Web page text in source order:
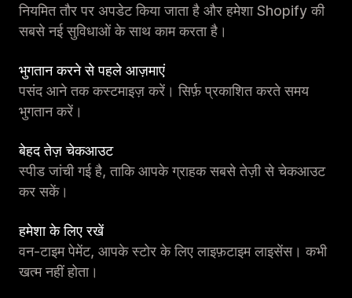
नियमित तौर पर अपडेट किया जाता है और हमेशा Shopify की
सबसे नई सुविधाओं के साथ काम करता है।
भुगतान करने से पहले आज़माएं
पसंद आने तक कस्टमाइज़ करें। सिर्फ़ प्रकाशित करते समय
भुगतान करें।
बेहद तेज़ चेकआउट
स्पीड जांची गई है, ताकि आपके ग्राहक सबसे तेज़ी से चेकआउट
कर सकें।
हमेशा के लिए रखें
वन-टाइम पेमेंट, आपके स्टोर के लिए लाइफ़टाइम लाइसेंस। कभी
खत्म नहीं होता।